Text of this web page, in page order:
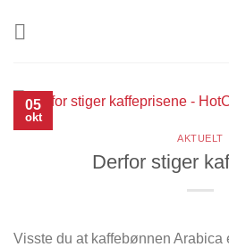
05
okt
AKTUELT
Derfor stiger
Visste du at kaffebønnen Arabica